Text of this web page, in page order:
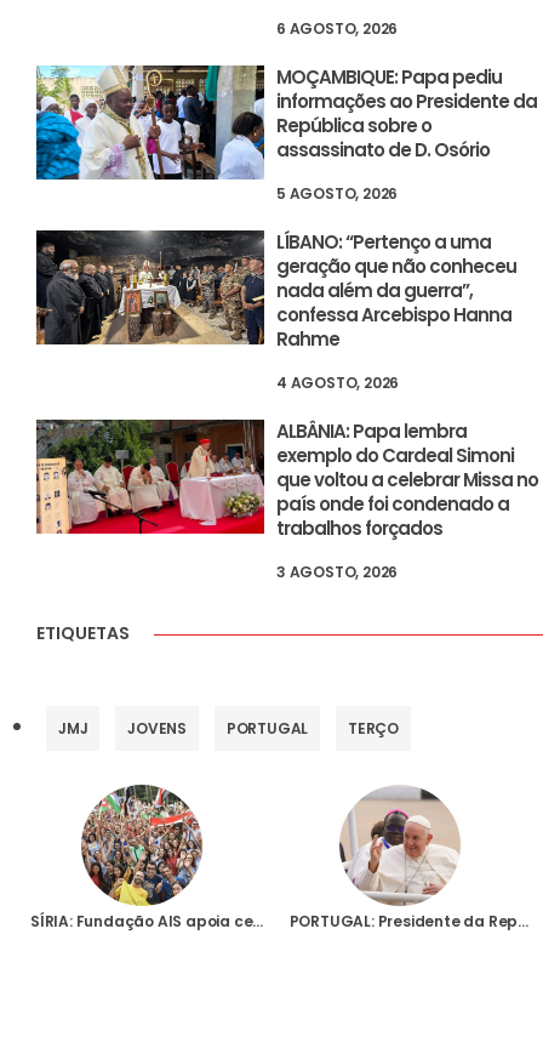
6 AGOSTO, 2026
MOÇAMBIQUE: Papa pediu
informações ao Presidente da
República sobre o
assassinato de D. Osório
5 AGOSTO, 2026
LÍBANO: “Pertenço a uma
geração que não conheceu
nada além da guerra”,
confessa Arcebispo Hanna
Rahme
4 AGOSTO, 2026
ALBÂNIA: Papa lembra
exemplo do Cardeal Simoni
que voltou a celebrar Missa no
país onde foi condenado a
trabalhos forçados
3 AGOSTO, 2026
ETIQUETAS
JMJ JOVENS PORTUGAL TERÇO
SÍRIA: Fundação AIS apoia centenas de jovens que não poderão vir a Lisboa para iniciativas locais inspiradas na JMJ PORTUGAL: Presidente da República convida Fundação AIS para encontro com o Papa Francisco